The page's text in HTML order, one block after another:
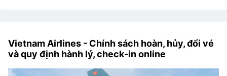
Vietnam Airlines - Chính sách hoàn, hủy, đổi vé
và quy định hành lý, check-in online